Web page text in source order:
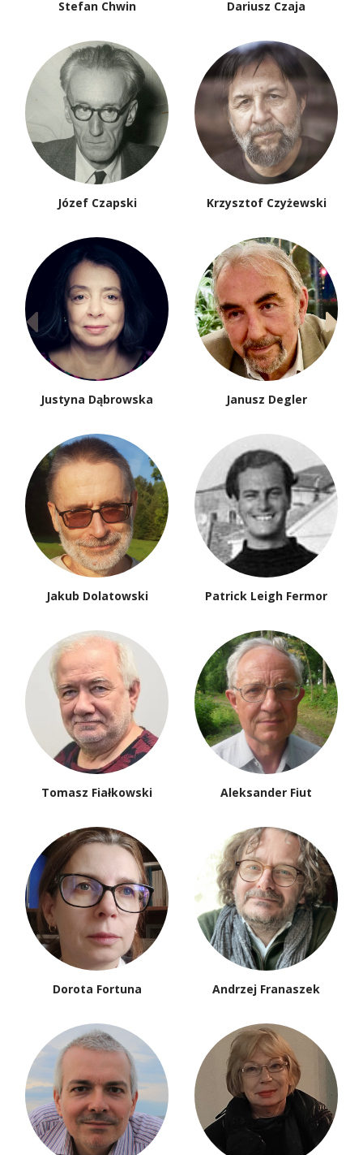
Stefan Chwin Dariusz Czaja
Józef Czapski Krzysztof Czyżewski
Justyna Dąbrowska Janusz Degler
Jakub Dolatowski Patrick Leigh Fermor
Tomasz Fiałkowski Aleksander Fiut
Dorota Fortuna Andrzej Franaszek